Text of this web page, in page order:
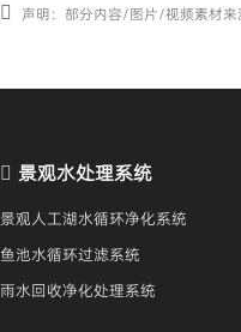
声明：部分内容/图片/视频素材来
景观水处理系统
景观人工湖水循环净化系统
鱼池水循环过滤系统
雨水回收净化处理系统